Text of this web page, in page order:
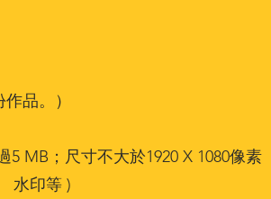
品。）
MB；尺寸不大於1920 X 1080像素
水印等 )